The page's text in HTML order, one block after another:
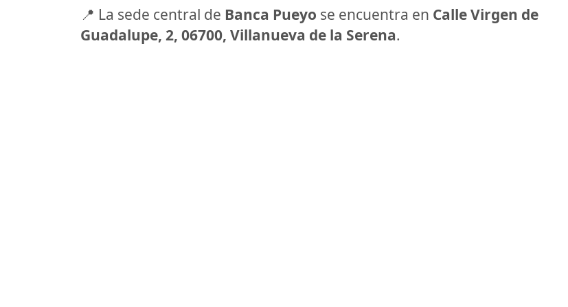
📍 La sede central de Banca Pueyo se encuentra en Calle Virgen de
Guadalupe, 2, 06700, Villanueva de la Serena.